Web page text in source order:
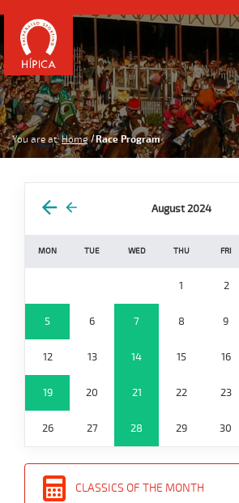
You are at: Home Race Program
August 2024
MON TUE WED THU FRI
1 2
5 6 7 8 9
12 13 14 15 16
19 20 21 22 23
26 27 28 29 30
CLASSICS OF THE MONTH